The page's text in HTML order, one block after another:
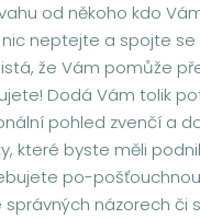
od někoho kdo
nic neptejte a spojte se
že Vám pomůže
Dodá Vám tolik
pohled zvenčí a
které byste měli
po-
správných názorech či